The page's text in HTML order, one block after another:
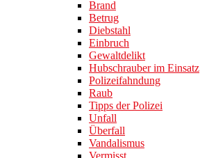
Brand
Betrug
Diebstahl
Einbruch
Gewaltdelikt
Hubschrauber im Einsatz
Polizeifahndung
Raub
Tipps der Polizei
Unfall
Überfall
Vandalismus
Vermisst